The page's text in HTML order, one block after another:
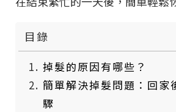
目錄
掉髮的原因有哪些？
簡單解決掉髮問題：回家
驟